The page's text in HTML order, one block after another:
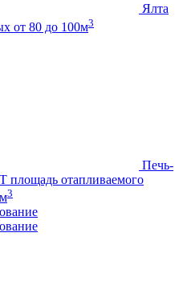
Ялта
от 80 до 100м3
Печь-
площадь отапливаемого
3